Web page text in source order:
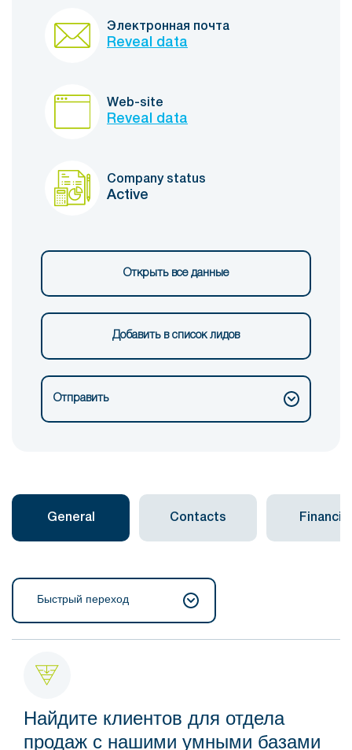
Электронная почта
Reveal data
Web-site
Reveal data
Company status
Active
Открыть все данные
Добавить в список лидов
Отправить
General Contacts Financial
Быстрый переход
Найдите клиентов для отдела
продаж с нашими умными базами